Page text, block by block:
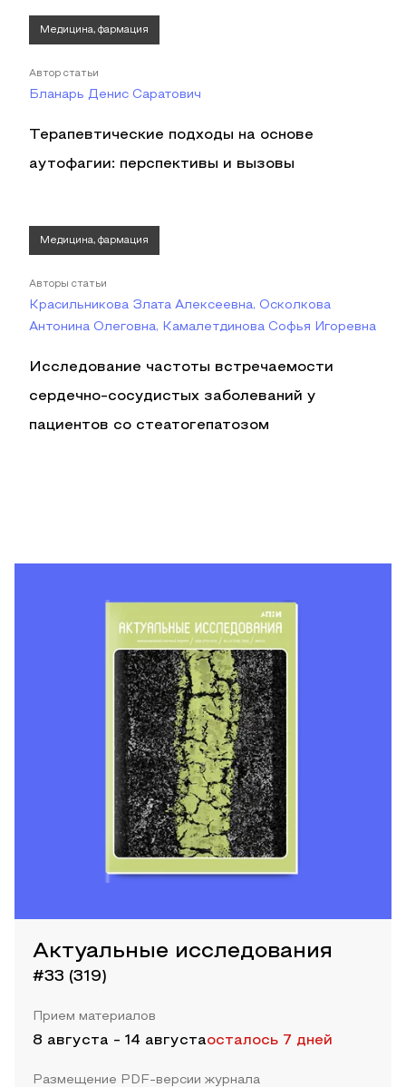
Медицина, фармация
Автор статьи
Бланарь Денис Саратович
Терапевтические подходы на основе
аутофагии: перспективы и вызовы
Медицина, фармация
Авторы статьи
Красильникова Злата Алексеевна, Осколкова
Антонина Олеговна, Камалетдинова Софья Игоревна
Исследование частоты встречаемости
сердечно-сосудистых заболеваний у
пациентов со стеатогепатозом
Актуальные исследования
#33 (319)
Прием материалов
8 августа - 14 августаосталось 7 дней
Размещение PDF-версии журнала